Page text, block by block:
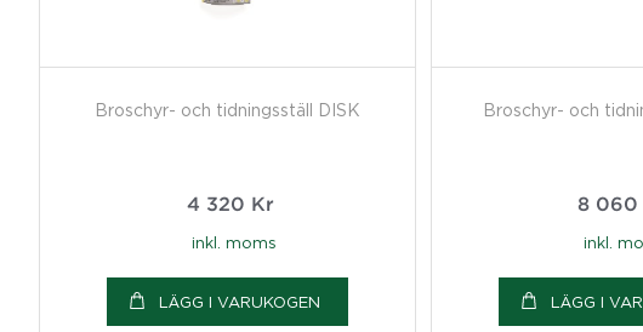
Broschyr- och tidningsställ DISK
4 320 Kr
inkl. moms
LÄGG I VARUKOGEN
Broschyr- och
8 060
inkl.
LÄGG I